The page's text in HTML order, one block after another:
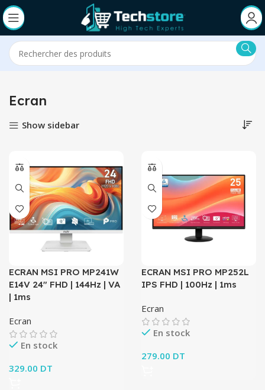
Ecran
Show sidebar
ECRAN MSI PRO MP241W
E14V 24″ FHD | 144Hz | VA
| 1ms
Ecran
En stock
329.00 DT
ECRAN MSI PRO MP252L
IPS FHD | 100Hz | 1ms
Ecran
En stock
279.00 DT